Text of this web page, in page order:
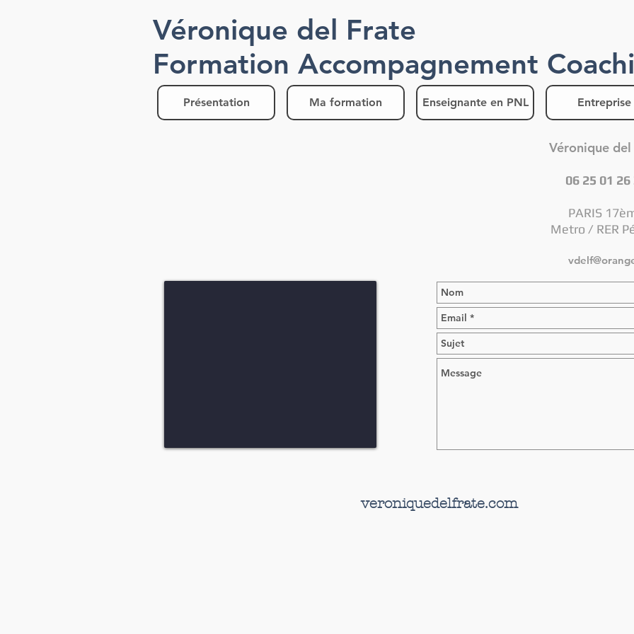
Véronique del Frate
Formation Accompagnement
Présentation Ma formation Enseignante en PNL Entreprise
Véronique
06 25 01 26
PARIS
Metro / RER
veroniquedelfrate.com